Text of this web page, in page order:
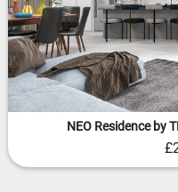
NEO Residence by